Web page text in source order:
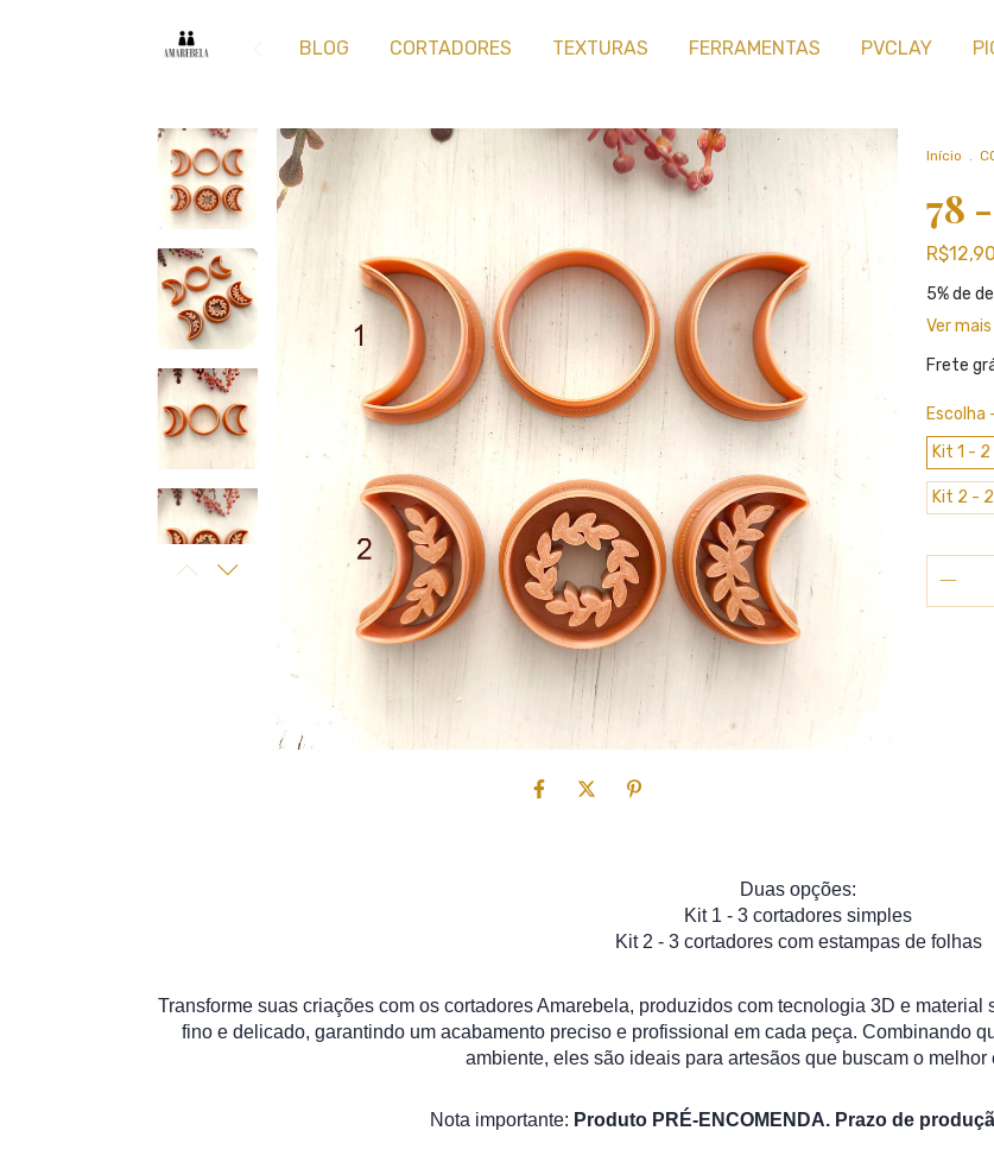
BLOG CORTADORES TEXTURAS FERRAMENTAS PVCLAY
Início .
78
R$12,90
5% de
Ver
Frete
Escolha
Kit 1 -
Kit 2 -
Duas opções:
Kit 1 - 3 cortadores simples
Kit 2 - 3 cortadores com estampas de folhas
Transforme suas criações com os cortadores Amarebela, produzidos com tecnologia 3D e
fino e delicado, garantindo um acabamento preciso e profissional em cada peça. Combinando
ambiente, eles são ideais para artesãos que buscam o melhor
Nota importante: Produto PRÉ-ENCOMENDA. Prazo de